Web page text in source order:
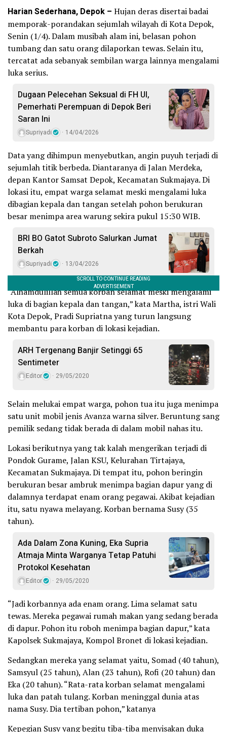
Harian Sederhana, Depok – Hujan deras disertai badai
memporak-porandakan sejumlah wilayah di Kota Depok,
Senin (1/4). Dalam musibah alam ini, belasan pohon
tumbang dan satu orang dilaporkan tewas. Selain itu,
tercatat ada sebanyak sembilan warga lainnya mengalami
luka serius.
Dugaan Pelecehan Seksual di FH UI,
Pemerhati Perempuan di Depok Beri
Saran Ini
Supriyadi 14/04/2026
Data yang dihimpun menyebutkan, angin puyuh terjadi di
sejumlah titik berbeda. Diantaranya di Jalan Merdeka,
depan Kantor Samsat Depok, Kecamatan Sukmajaya. Di
lokasi itu, empat warga selamat meski mengalami luka
dibagian kepala dan tangan setelah pohon berukuran
besar menimpa area warung sekira pukul 15:30 WIB.
BRI BO Gatot Subroto Salurkan Jumat
Berkah
Supriyadi 13/04/2026
“Alhamdulillah semua korban selamat meski mengalami
luka di bagian kepala dan tangan,” kata Martha, istri Wali
Kota Depok, Pradi Supriatna yang turun langsung
membantu para korban di lokasi kejadian.
ARH Tergenang Banjir Setinggi 65
Sentimeter
Editor 29/05/2020
Selain melukai empat warga, pohon tua itu juga menimpa
satu unit mobil jenis Avanza warna silver. Beruntung sang
pemilik sedang tidak berada di dalam mobil nahas itu.
Lokasi berikutnya yang tak kalah mengerikan terjadi di
Pondok Gurame, Jalan KSU, Kelurahan Tirtajaya,
Kecamatan Sukmajaya. Di tempat itu, pohon beringin
berukuran besar ambruk menimpa bagian dapur yang di
dalamnya terdapat enam orang pegawai. Akibat kejadian
itu, satu nyawa melayang. Korban bernama Susy (35
tahun).
Ada Dalam Zona Kuning, Eka Supria
Atmaja Minta Warganya Tetap Patuhi
Protokol Kesehatan
Editor 29/05/2020
“Jadi korbannya ada enam orang. Lima selamat satu
tewas. Mereka pegawai rumah makan yang sedang berada
di dapur. Pohon itu roboh menimpa bagian dapur,” kata
Kapolsek Sukmajaya, Kompol Bronet di lokasi kejadian.
Sedangkan mereka yang selamat yaitu, Somad (40 tahun),
Samsyul (25 tahun), Alan (23 tahun), Rofi (20 tahun) dan
Eka (20 tahun). “Rata-rata korban selamat mengalami
luka dan patah tulang. Korban meninggal dunia atas
nama Susy. Dia tertiban pohon,” katanya
Kepegian Susy yang begitu tiba-tiba menyisakan duka